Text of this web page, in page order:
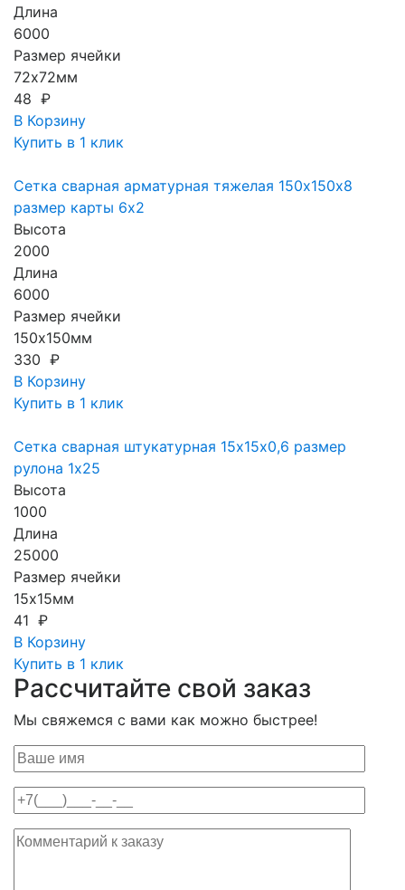
Длина
6000
Размер ячейки
72х72мм
48 ₽
В Корзину
Купить в 1 клик
Сетка сварная арматурная тяжелая 150х150х8
размер карты 6х2
Высота
2000
Длина
6000
Размер ячейки
150х150мм
330 ₽
В Корзину
Купить в 1 клик
Сетка сварная штукатурная 15х15х0,6 размер
рулона 1х25
Высота
1000
Длина
25000
Размер ячейки
15х15мм
41 ₽
В Корзину
Купить в 1 клик
Рассчитайте свой заказ
Мы свяжемся с вами как можно быстрее!